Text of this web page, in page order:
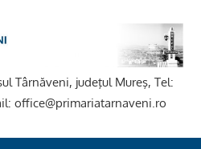
Târnăveni, judeţul Mureş, Tel:
office@primariatarnaveni.ro